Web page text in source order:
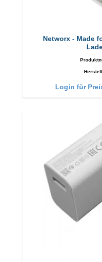
Networx - Made
Login für